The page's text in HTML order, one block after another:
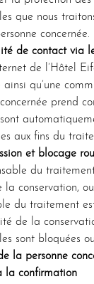
que nous
concernée.
de contact via
de l’Hôtel
ainsi qu’une
prend
aux fins du
et blocage
du
la conservation,
du traitement
de la
sont bloquées
la personne
la confirmation